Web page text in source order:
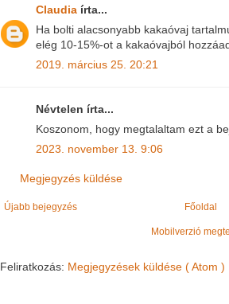
Claudia írta...
Ha bolti alacsonyabb kakaóvaj
elég 10-15%-ot a kakaóvajból
2019. március 25. 20:21
Névtelen írta...
Koszonom, hogy megtalaltam ezt a
2023. november 13. 9:06
Megjegyzés küldése
Újabb bejegyzés Főoldal
Mobilverzió
Feliratkozás: Megjegyzések küldése ( Atom )